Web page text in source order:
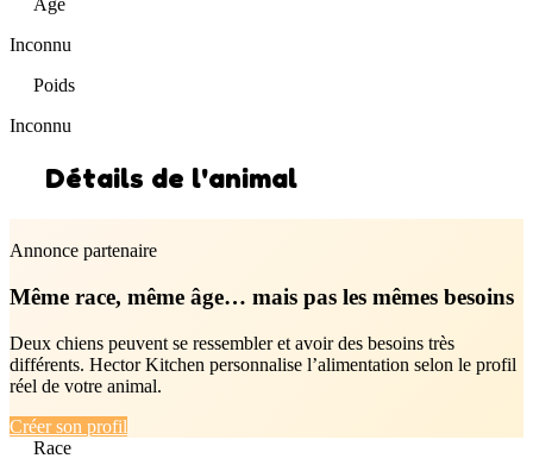
Âge
Inconnu
Poids
Inconnu
Détails de l'animal
Annonce partenaire
Même race, même âge… mais pas les mêmes besoins
Deux chiens peuvent se ressembler et avoir des besoins très
différents. Hector Kitchen personnalise l’alimentation selon le profil
réel de votre animal.
Créer son profil
Race